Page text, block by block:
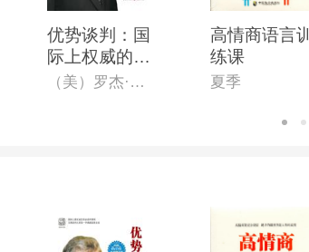
优势谈判：国
际上权威的商
业谈判课程，
（美）罗杰·道森（Roger Dawson ）
高情商语言训
练课
夏季